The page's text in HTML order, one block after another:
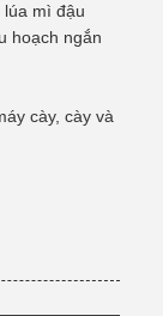
mì đậu
hoạch ngắn
cày, cày và